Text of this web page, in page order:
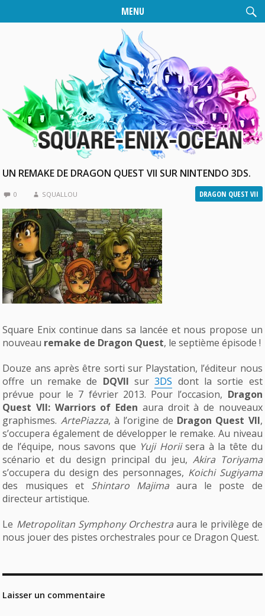
MENU
UN REMAKE DE DRAGON QUEST VII SUR NINTENDO 3DS.
DRAGON QUEST VII
0 SQUALLOU
Square Enix continue dans sa lancée et nous propose un
nouveau remake de Dragon Quest, le septième épisode !
Douze ans après être sorti sur Playstation, l’éditeur nous
offre un remake de DQVII sur3DS dont la sortie est
prévue pour le 7 février 2013. Pour l’occasion, Dragon
Quest VII: Warriors of Eden aura droit à de nouveaux
graphismes. ArtePiazza, à l’origine de Dragon Quest VII,
s’occupera également de développer le remake. Au niveau
de l’équipe, nous savons que Yuji Horiisera à la tête du
scénario et du design principal du jeu, Akira Toriyama
s’occupera du design des personnages, Koichi Sugiyama
des musiques et Shintaro Majima aura le poste de
directeur artistique.
Le Metropolitan Symphony Orchestraaura le privilège de
nous jouer des pistes orchestrales pour ce Dragon Quest.
Laisser un commentaire